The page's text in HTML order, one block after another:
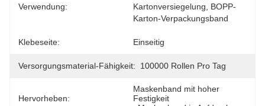
Verwendung:
Kartonversiegelung, BOPP-
Karton-Verpackungsband
Klebeseite: Einseitig
Versorgungsmaterial-Fähigkeit: 100000 Rollen Pro Tag
Hervorheben:
Maskenband mit hoher
Festigkeit